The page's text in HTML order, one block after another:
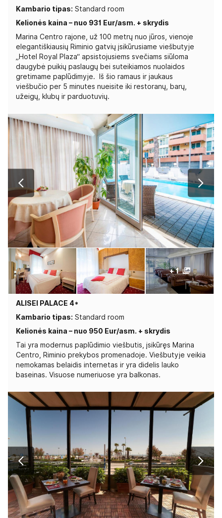
Kambario tipas: Standard room
Kelionės kaina – nuo 931 Eur/asm. + skrydis
Marina Centro rajone, už 100 metrų nuo jūros, vienoje
elegantiškiausių Riminio gatvių įsikūrusiame viešbutyje
„Hotel Royal Plaza“ apsistojusiems svečiams siūloma
daugybė puikių paslaugų bei suteikiamos nuolaidos
gretimame paplūdimyje. Iš šio ramaus ir jaukaus
viešbučio per 5 minutes nueisite iki restoranų, barų,
užeigų, klubų ir parduotuvių.
+ 1
ALISEI PALACE 4*
Kambario tipas: Standard room
Kelionės kaina – nuo 950 Eur/asm. + skrydis
Tai yra modernus paplūdimio viešbutis, įsikūręs Marina
Centro, Riminio prekybos promenadoje. Viešbutyje veikia
nemokamas belaidis internetas ir yra didelis lauko
baseinas. Visuose numeriuose yra balkonas.